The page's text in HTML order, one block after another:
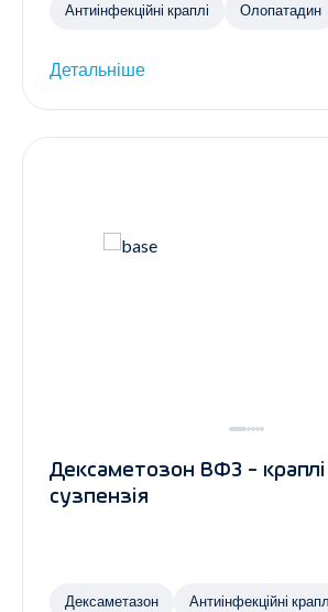
Антиінфекційні краплі Олопатадин
Детальніше
Дексаметозон ВФЗ - краплі
сузпензія
Дексаметазон Антиінфекційні